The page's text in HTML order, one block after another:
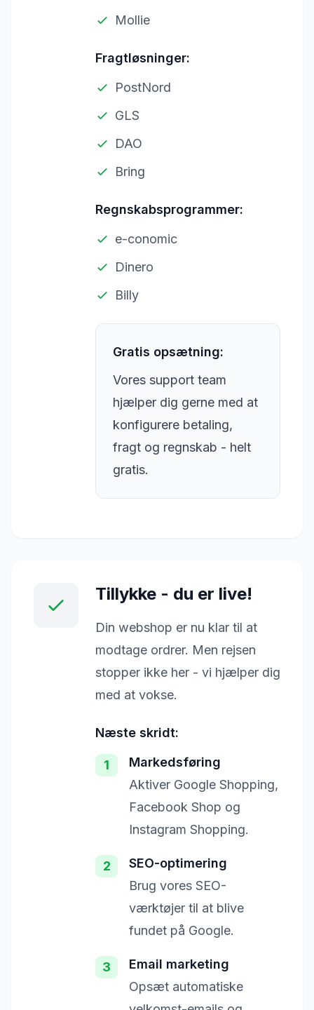
Mollie
Fragtløsninger:
PostNord
GLS
DAO
Bring
Regnskabsprogrammer:
e-conomic
Dinero
Billy
Gratis opsætning:
Vores support team
hjælper dig gerne med at
konfigurere betaling,
fragt og regnskab - helt
gratis.
Tillykke - du er live!
Din webshop er nu klar til at
modtage ordrer. Men rejsen
stopper ikke her - vi hjælper dig
med at vokse.
Næste skridt:
1
Markedsføring
Aktiver Google Shopping,
Facebook Shop og
Instagram Shopping.
2
SEO-optimering
Brug vores SEO-
værktøjer til at blive
fundet på Google.
3
Email marketing
Opsæt automatiske